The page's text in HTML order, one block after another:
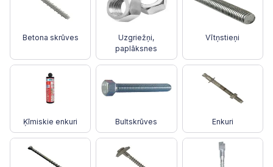
Betona skrūves
Uzgriežņi,
paplāksnes
Vītņstieņi
Ķīmiskie enkuri Bultskrūves Enkuri